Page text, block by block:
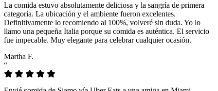
La comida estuvo absolutamente deliciosa y la sangría de primera
categoría. La ubicación y el ambiente fueron excelentes.
Definitivamente lo recomiendo al 100%, volveré sin duda. Yo lo
llamo una pequeña Italia porque su comida es auténtica. El servicio
fue impecable. Muy elegante para celebrar cualquier ocasión.
Martha F.
“